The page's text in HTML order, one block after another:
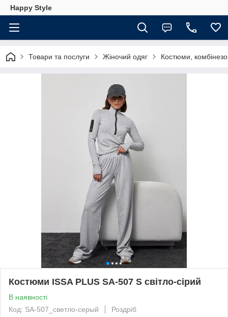
Happy Style
Товари та послуги Жіночий одяг Костюми,
Костюми ISSA PLUS SA-507 S світло-сірий
В наявності
Код: SA-507_светло-серый
Роздріб